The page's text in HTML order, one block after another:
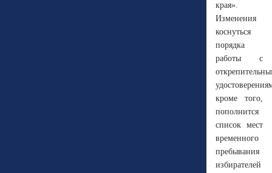
края».
Изменения
коснуться
порядка
работы с
кроме того,
пополнится
список мест
временного
пребывания
избирателей